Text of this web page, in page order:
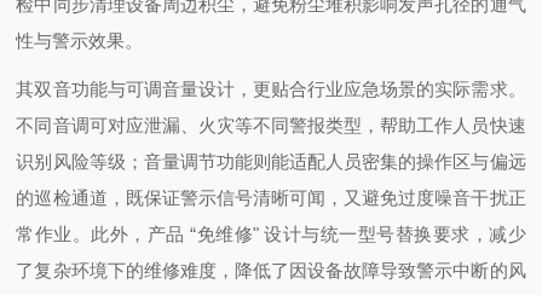
检中同步清理设备周边积尘，避免粉尘堆积影响发声孔径的通气
性与警示效果。
其双音功能与可调音量设计，更贴合行业应急场景的实际需求。
不同音调可对应泄漏、火灾等不同警报类型，帮助工作人员快速
识别风险等级；音量调节功能则能适配人员密集的操作区与偏远
的巡检通道，既保证警示信号清晰可闻，又避免过度噪音干扰正
常作业。此外，产品 “免维修" 设计与统一型号替换要求，减少
了复杂环境下的维修难度，降低了因设备故障导致警示中断的风